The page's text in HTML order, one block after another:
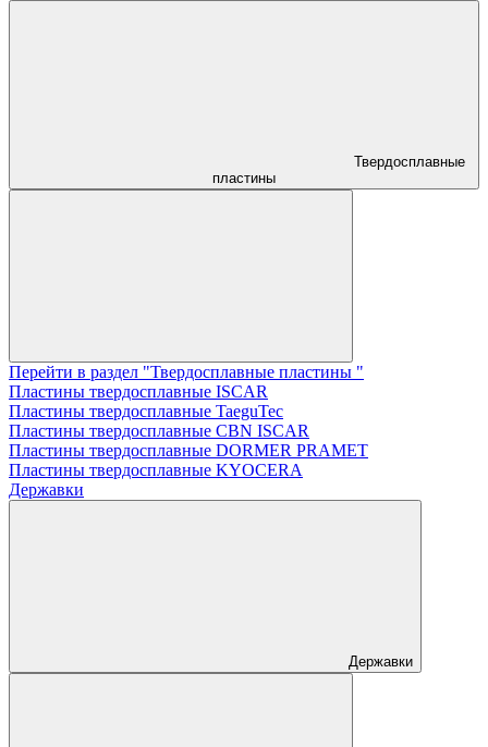
Твердосплавные
пластины
Перейти в раздел "Твердосплавные пластины "
Пластины твердосплавные ISCAR
Пластины твердосплавные TaeguTec
Пластины твердосплавные CBN ISCAR
Пластины твердосплавные DORMER PRAMET
Пластины твердосплавные KYOCERA
Державки
Державки